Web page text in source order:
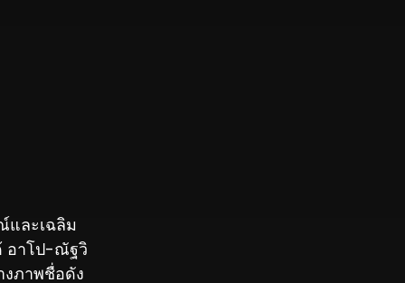
และเฉลิม
อาโป-ณัฐวิ
ภาพชื่อดัง